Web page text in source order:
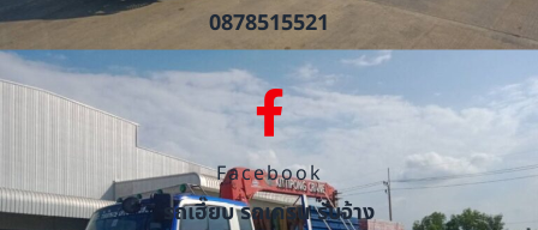
0878515521
Facebook
รถเฮี๊ยบ รถเครน รับจ้าง